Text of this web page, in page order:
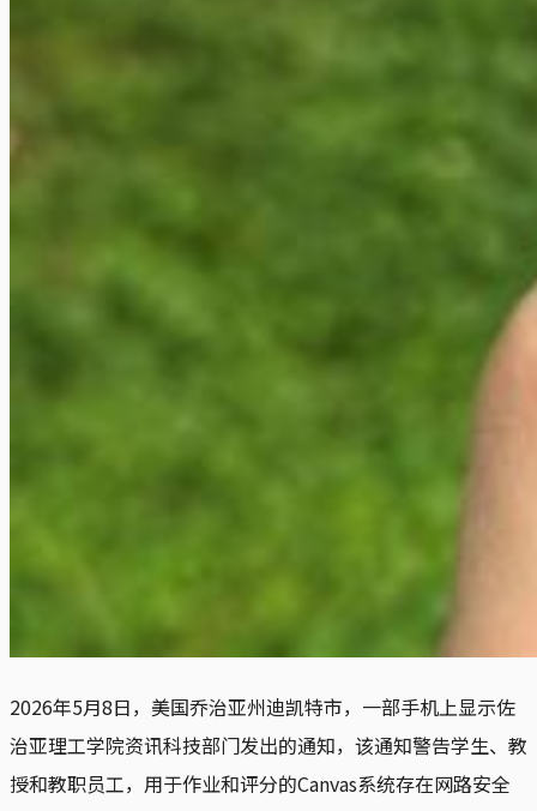
2026年5月8日，美国乔治亚州迪凯特市，一部手机上显示佐
治亚理工学院资讯科技部门发出的通知，该通知警告学生、教
授和教职员工，用于作业和评分的Canvas系统存在网路安全